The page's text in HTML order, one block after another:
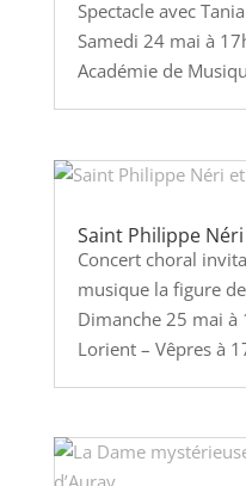
Spectacle avec
Samedi 24 mai à
Académie de
Saint Philippe
Concert choral
musique la figure
Dimanche 25 mai à
Lorient – Vêpres à